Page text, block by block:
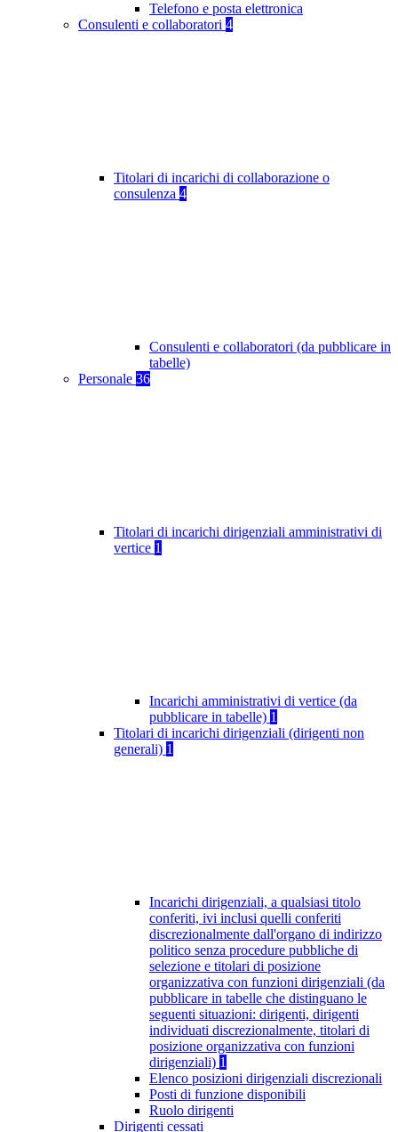
Telefono e posta elettronica
Consulenti e collaboratori 4
Titolari di incarichi di collaborazione o
consulenza 4
Consulenti e collaboratori (da pubblicare in
tabelle)
Personale 36
Titolari di incarichi dirigenziali amministrativi di
vertice 1
Incarichi amministrativi di vertice (da
pubblicare in tabelle) 1
Titolari di incarichi dirigenziali (dirigenti non
generali) 1
Incarichi dirigenziali, a qualsiasi titolo
conferiti, ivi inclusi quelli conferiti
discrezionalmente dall'organo di indirizzo
politico senza procedure pubbliche di
selezione e titolari di posizione
organizzativa con funzioni dirigenziali (da
pubblicare in tabelle che distinguano le
seguenti situazioni: dirigenti, dirigenti
individuati discrezionalmente, titolari di
posizione organizzativa con funzioni
dirigenziali) 1
Elenco posizioni dirigenziali discrezionali
Posti di funzione disponibili
Ruolo dirigenti
Dirigenti cessati